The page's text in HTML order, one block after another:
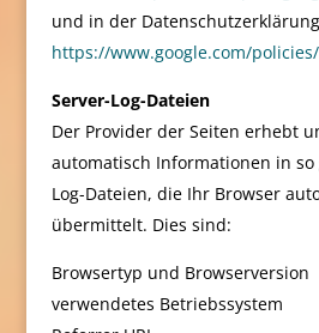
und in der
https://www.google.com/
Server-Log-Dateien
Der Provider der Seiten erhebt
automatisch Informationen in so
Log-Dateien, die Ihr Browser
übermittelt. Dies sind:
Browsertyp und Browserversion
verwendetes Betriebssystem